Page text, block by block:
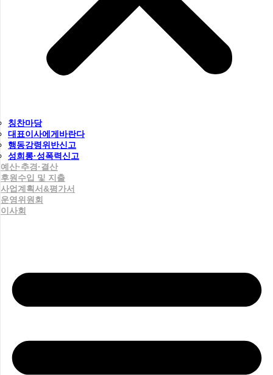
칭찬마당
대표이사에게바란다
행동강령위반신고
성희롱·성폭력신고
예산·추경·결산
후원수입 및 지출
사업계획서&평가서
운영위원회
이사회